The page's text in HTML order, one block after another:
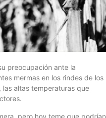
preocupación ante la
mermas en los rindes de los
altas temperaturas que
pero hoy teme que podrían